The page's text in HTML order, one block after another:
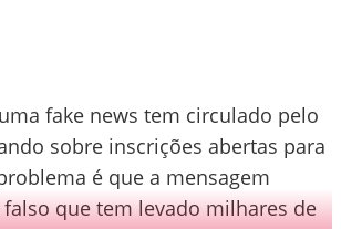
fake news tem circulado pelo
sobre inscrições abertas para
é que a mensagem
que tem levado milhares de